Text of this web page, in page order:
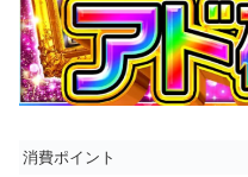
消費ポイント